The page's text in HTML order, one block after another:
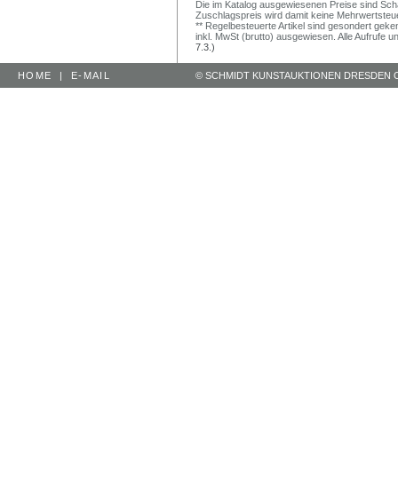
Die im Katalog ausgewiesenen Preise sind
Zuschlagspreis wird damit keine
** Regelbesteuerte Artikel sind gesondert
inkl. MwSt (brutto) ausgewiesen. Alle Aufrufe
7.3.)
HOME | E-MAIL © SCHMIDT KUNSTAUKTIONEN DRESDEN